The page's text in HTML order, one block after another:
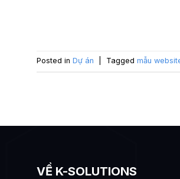
Posted in Dự án Tagged mẫu
VỀ K-SOLUTIONS